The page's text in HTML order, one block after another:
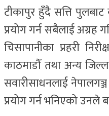
टीकापुर हुँदै सत्ति पुलबाट
प्रयोग गर्न सबैलाई अग्रह
चिसापानीका प्रहरी
काठमाडौँ तथा अन्य
सवारीसाधनलाई
प्रयोग गर्न भनिएको उनले